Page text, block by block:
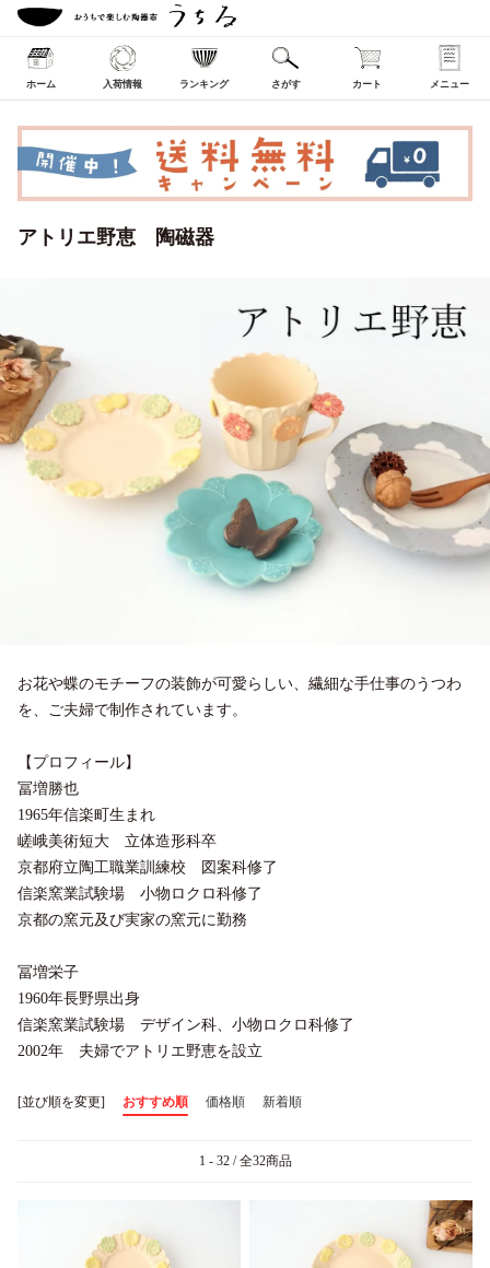
ホーム 入荷情報 ランキング さがす カート メニュー
アトリエ野恵 陶磁器
お花や蝶のモチーフの装飾が可愛らしい、繊細な手仕事のうつわ
を、ご夫婦で制作されています。
【プロフィール】
冨増勝也
1965年信楽町生まれ
嵯峨美術短大 立体造形科卒
京都府立陶工職業訓練校 図案科修了
信楽窯業試験場 小物ロクロ科修了
京都の窯元及び実家の窯元に勤務
冨増栄子
1960年長野県出身
信楽窯業試験場 デザイン科、小物ロクロ科修了
2002年 夫婦でアトリエ野恵を設立
[並び順を変更] おすすめ順 価格順 新着順
1 - 32 / 全32商品